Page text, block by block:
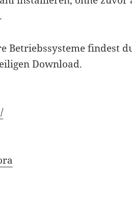
Betriebssysteme findest
Download.